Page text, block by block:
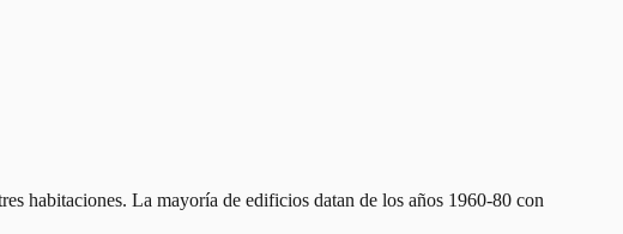
habitaciones. La mayoría de edificios datan de los años 1960-80 con